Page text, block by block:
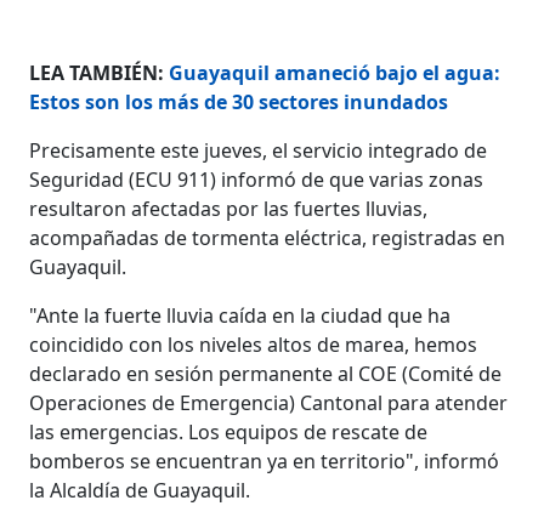
LEA TAMBIÉN: Guayaquil amaneció bajo el agua:
Estos son los más de 30 sectores inundados
Precisamente este jueves, el servicio integrado de
Seguridad (ECU 911) informó de que varias zonas
resultaron afectadas por las fuertes lluvias,
acompañadas de tormenta eléctrica, registradas en
Guayaquil.
"Ante la fuerte lluvia caída en la ciudad que ha
coincidido con los niveles altos de marea, hemos
declarado en sesión permanente al COE (Comité de
Operaciones de Emergencia) Cantonal para atender
las emergencias. Los equipos de rescate de
bomberos se encuentran ya en territorio", informó
la Alcaldía de Guayaquil.